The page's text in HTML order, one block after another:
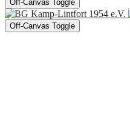
Off-Canvas Toggle
Off-Canvas Toggle